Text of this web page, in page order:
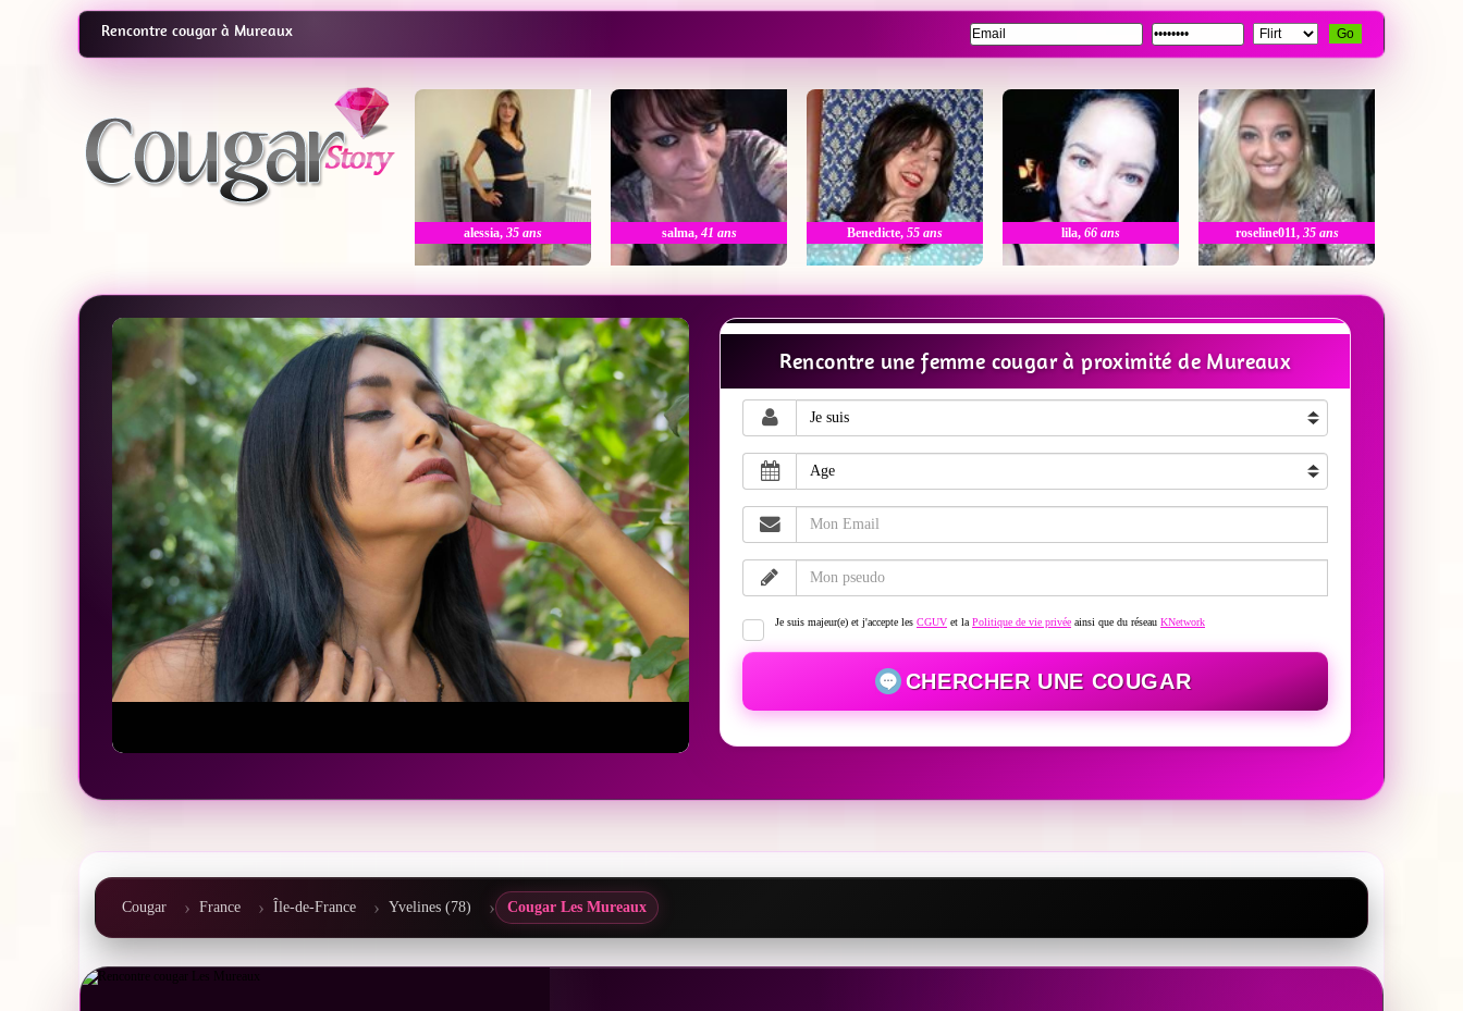
Rencontre cougar à Mureaux Go
alessia, 35 ans salma, 41 ans Benedicte, 55 ans lila, 66 ans roseline011, 35 ans
Rencontre une femme cougar à proximité de Mureaux
Je suis majeur(e) et j'accepte les CGUV et la Politique de vie privée ainsi que du réseau KNetwork
CHERCHER UNE COUGAR
Cougar France Île-de-France Yvelines (78) Cougar Les Mureaux